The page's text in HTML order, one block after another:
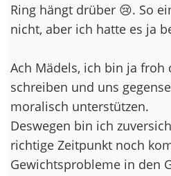
Ring hängt drüber 😢. So
nicht, aber ich hatte es ja
Ach Mädels, ich bin ja froh
schreiben und uns
moralisch unterstützen.
Deswegen bin ich
richtige Zeitpunkt noch
Gewichtsprobleme in den